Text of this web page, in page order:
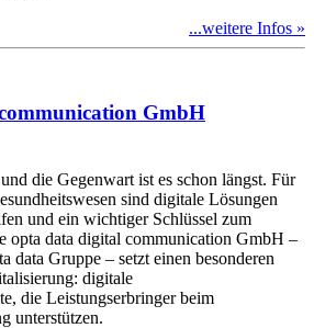
...weitere Infos »
GmbH
die Gegenwart ist es schon längst. Für
sind digitale Lösungen
und ein wichtiger Schlüssel zum
opta data digital communication GmbH –
data Gruppe – setzt einen besonderen
digitale
die Leistungserbringer beim
unterstützen.